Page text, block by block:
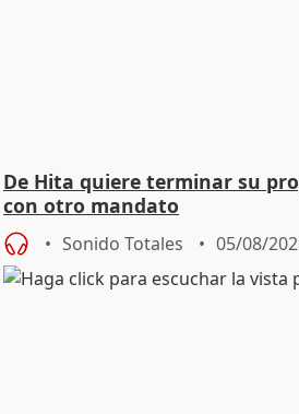
De Hita quiere terminar su
con otro mandato
Sonido Totales 05/08/